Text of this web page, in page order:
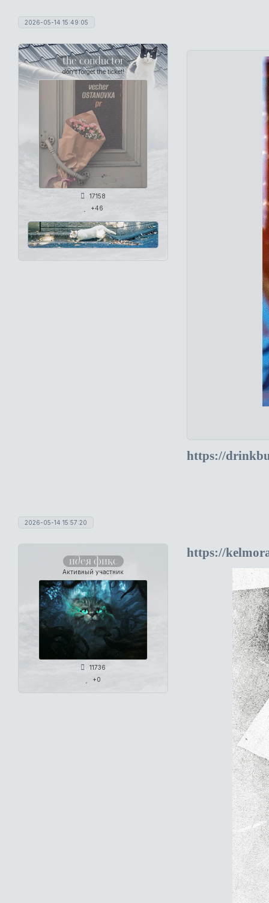
2026-05-14 15:49:05
the conductor
don't forget the ticket!
17158
+46
https://
2026-05-14 15:57:20
идея фикс
Активный участник
11736
+0
https://